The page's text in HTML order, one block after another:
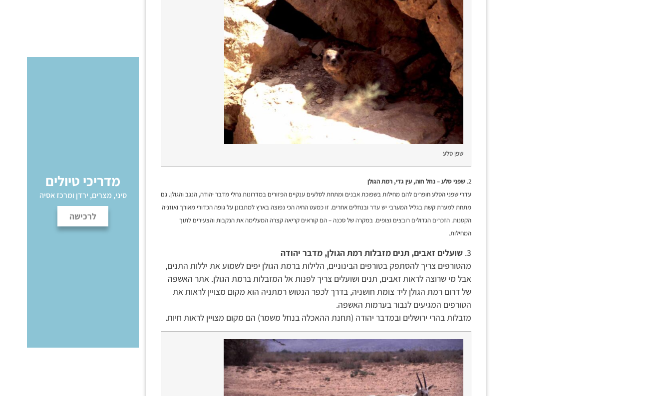
שפן סלע
2. שפני סלע – נחל חוה, עין גדי, רמת הגולן
עדרי שפני הסלע חופרים להם מחילות בשפוכת אבנים ומתחת לסלעים ענקיים הפזורים במדרונות נחלי מדבר יהודה, הנגב והגולן. גם
מתחת למערת קשת בגליל המערבי יש עדר ובנחלים אחרים. זו כמעט החיה הכי נפוצה בארץ למתבונן על גופה הכדורי מאורך ואוזניה
הקטנות. הזכרים הגדולים רובצים וצופים. במקרה של סכנה – הם קוראים קריאה קצרה המעלימה את הנקבות והצעירים לתוך
המחילות.
3. שועלים זאבים, תנים מזבלות רמת הגולן, מדבר יהודה
מהטורפים צריך להסתפק בטורפים הבינוניים, הלילות ברמת הגולן יפים לשמוע את יללות התנים,
אבל מי שרוצה לראות זאבים, תנים ושועלים צריך לפנות אל המזבלות ברמת הגולן. אתר האשפה
של דרום רמת הגולן ליד צומת חושניה, בדרך לכפר הנטוש רמתניה הוא מקום מצויין לראות את
הטורפים המגיעים לנבור בערמות האשפה.
מזבלות בהרי ירושלים ובמדבר יהודה (תחנת ההאכלה בנחל משמר) הם מקום מצויין לראות חיות.
מדריכי טיולים
סיני, מצרים, ירדן ומרכז אסיה
לרכישה